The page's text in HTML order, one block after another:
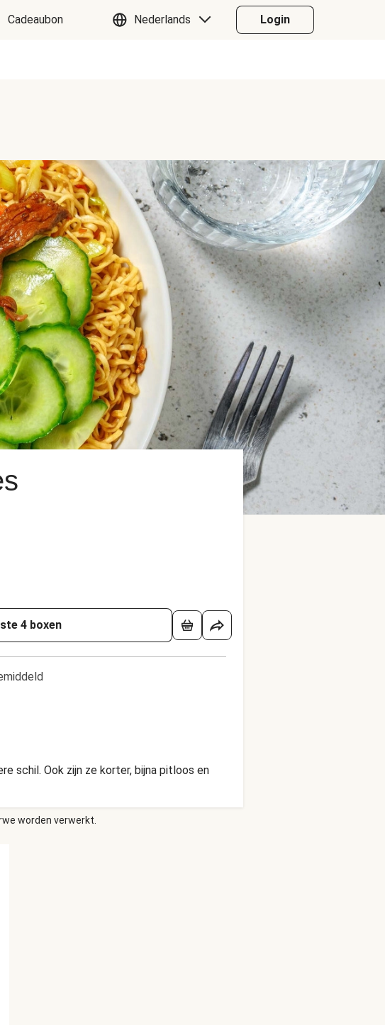
Cadeaubon Nederlands Login
4 boxen
schil. Ook zijn ze korter, bijna pitloos en
worden verwerkt.